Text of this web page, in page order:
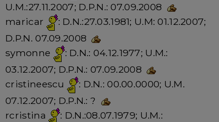
U.M.:27.11.2007; D.P.N.: 07.09.2008
maricar
: D.N.:27.03.1981; U.M: 01.12.2007;
D.P.N. 07.09.2008
symonne
: D.N.: 04.12.1977; U.M.:
03.12.2007; D.P.N.: 07.09.2008
cristineescu
: D.N.: 00.00.0000; U.M.
07.12.2007; D.P.N.: ?
rcristina
: D.N.:08.07.1979; U.M.: